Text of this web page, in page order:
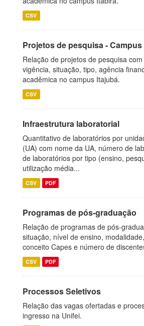
CSV
Projetos de pesquisa -
Relação de projetos de pesquisa
vigência, situação, tipo, agência
acadêmica no campus Itajubá.
CSV
Infraestrutura laboratorial
Quantitativo de laboratórios por
(UA) com nome da UA, número de
de laboratórios por tipo (ensino,
utilização média...
CSV PDF
Programas de pós-graduação
Relação de programas de pós-
situação, nível de ensino,
conceito Capes e número de
CSV PDF
Processos Seletivos
Relação das vagas ofertadas e
ingresso na Unifei.